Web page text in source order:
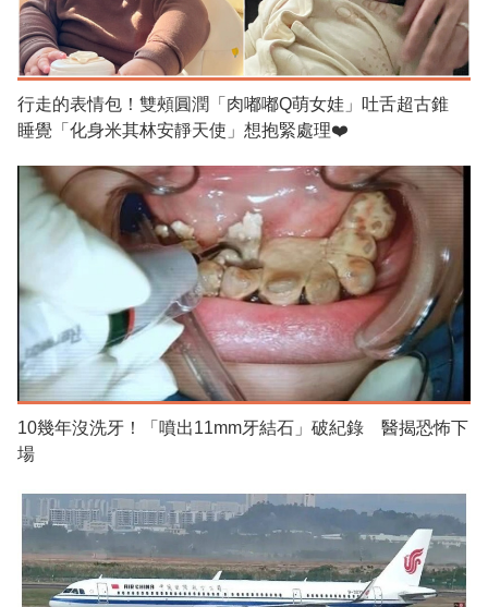
行走的表情包！雙頰圓潤「肉嘟嘟Q萌女娃」吐舌超古錐
睡覺「化身米其林安靜天使」想抱緊處理❤️
10幾年沒洗牙！「噴出11mm牙結石」破紀錄 醫揭恐怖下
場